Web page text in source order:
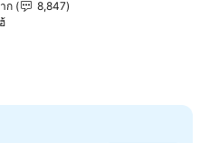
ก
8,847